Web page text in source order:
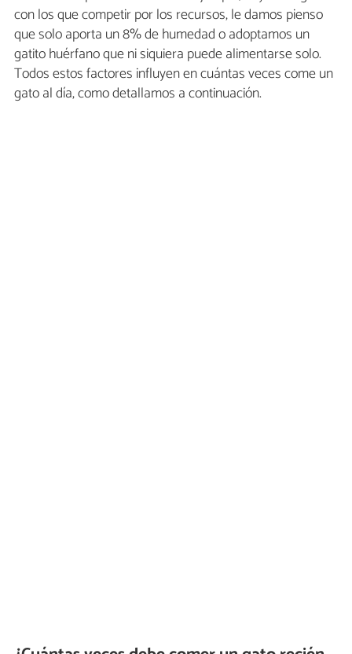
con los que competir por los recursos, le damos pienso
que solo aporta un 8% de humedad o adoptamos un
gatito huérfano que ni siquiera puede alimentarse solo.
Todos estos factores influyen en cuántas veces come un
gato al día, como detallamos a continuación.